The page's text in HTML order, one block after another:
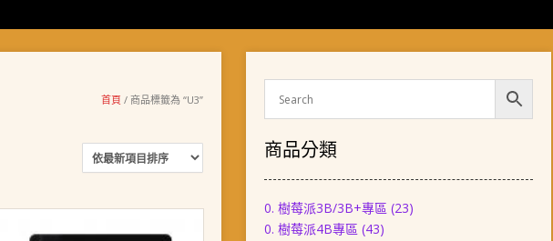
首頁 / 商品標籤為 “U3”
商品分類
0. 樹莓派3B/3B+專區 (23)
0. 樹莓派4B專區 (43)